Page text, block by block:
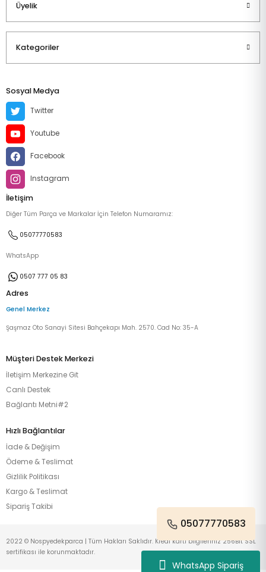
WhatsApp Sipariş
Üyelik
Kategoriler
Sosyal Medya
Twitter
Youtube
Facebook
Instagram
İletişim
Diğer Tüm Parça ve Markalar İçin Telefon Numaramız:
05077770583
WhatsApp
0507 777 05 83
Adres
Genel Merkez
Şaşmaz Oto Sanayi Sitesi Bahçekapı Mah. 2570. Cad No: 35-A
Müşteri Destek Merkezi
İletişim Merkezine Git
Canlı Destek
Bağlantı Metni#2
Hızlı Bağlantılar
İade & Değişim
Ödeme & Teslimat
Gizlilik Politikası
Kargo & Teslimat
Sipariş Takibi
05077770583
2022 © Nospyedekparca | Tüm Hakları Saklıdır. Kredi kartı bilgileriniz 256Bit SSL
sertifikası ile korunmaktadır.